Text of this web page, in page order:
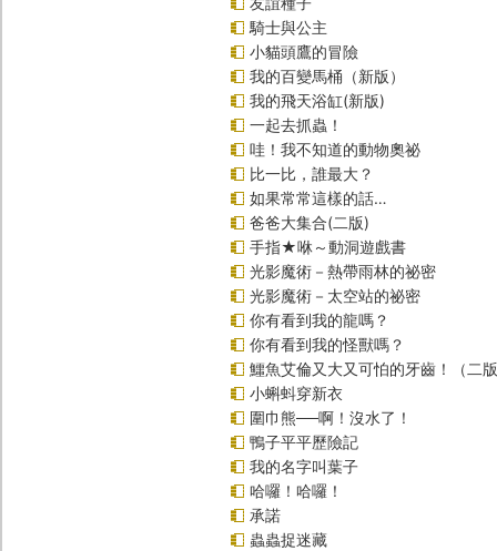
騎士與公主
小貓頭鷹的冒險
我的百變馬桶（新版）
我的飛天浴缸(新版)
一起去抓蟲！
哇！我不知道的動物奧祕
比一比，誰最大？
如果常常這樣的話…
爸爸大集合(二版)
手指★咻～動洞遊戲書
光影魔術－熱帶雨林的祕密
光影魔術－太空站的祕密
你有看到我的龍嗎？
你有看到我的怪獸嗎？
鱷魚艾倫又大又可怕的牙齒！（二
小蝌蚪穿新衣
圍巾熊──啊！沒水了！
鴨子平平歷險記
我的名字叫葉子
哈囉！哈囉！
承諾
蟲蟲捉迷藏